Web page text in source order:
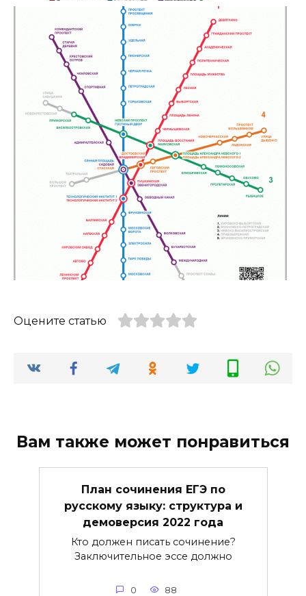
Оцените статью
Вам также может понравиться
План сочинения ЕГЭ по
русскому языку: структура и
демоверсия 2022 года
Кто должен писать сочинение?
Заключительное эссе должно
0 88